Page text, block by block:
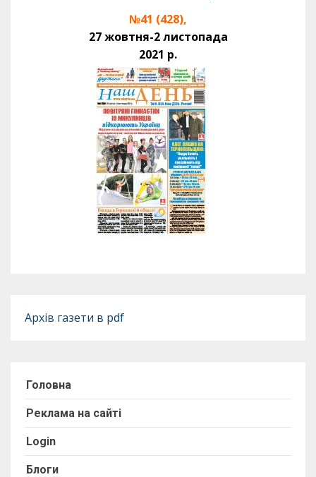
№41 (428),
27 жовтня-2 листопада
2021 р.
Архів газети в pdf
Головна
Реклама на сайті
Login
Блоги